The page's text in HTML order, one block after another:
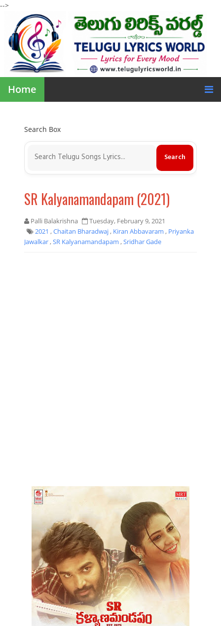
-->
Home
Search Box
SR Kalyanamandapam (2021)
Palli Balakrishna
Tuesday, February 9, 2021
2021 ,Chaitan Bharadwaj, Kiran Abbavaram , Priyanka
Jawalkar,SR Kalyanamandapam ,Sridhar Gade